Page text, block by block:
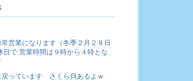
常営業になります（冬季２月２８日
日で 営業時間は９時から４時とな
戻っています さくら貝あるよｗ